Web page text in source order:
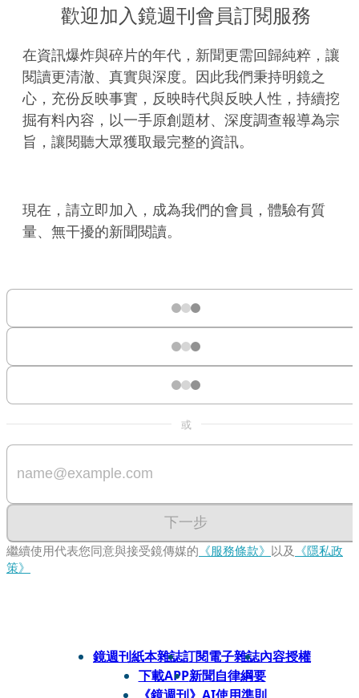
歡迎加入鏡週刊會員訂閱服務
在資訊爆炸與碎片的年代，新聞更需回歸純粹，讓
閱讀更清澈、真實與深度。因此我們秉持明鏡之
心，充份反映事實，反映時代與反映人性，持續挖
掘有料內容，以一手原創題材、深度調查報導為宗
旨，讓閱聽大眾獲取最完整的資訊。
現在，請立即加入，成為我們的會員，體驗有質
量、無干擾的新聞閱讀。
或
下一步
繼續使用代表您同意與接受鏡傳媒的 《服務條款》 以及 《隱私政
策》
鏡週刊紙本雜誌訂閱電子雜誌內容授權
下載APP新聞自律綱要